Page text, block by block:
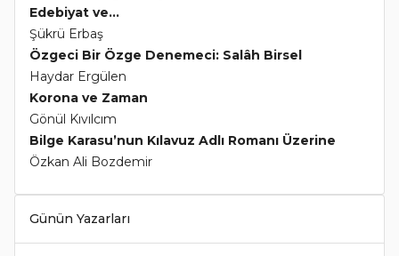
Edebiyat ve...
Şükrü Erbaş
Özgeci Bir Özge Denemeci: Salâh Birsel
Haydar Ergülen
Korona ve Zaman
Gönül Kıvılcım
Bilge Karasu’nun Kılavuz Adlı Romanı Üzerine
Özkan Ali Bozdemir
Günün Yazarları